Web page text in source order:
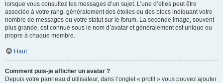
lorsque vous consultez les messages d’un sujet. L’une d’elles peut être
associée à votre rang, généralement des étoiles ou des blocs indiquant votre
nombre de messages ou votre statut sur le forum. La seconde image, souvent
plus grande, est connue sous le nom d’avatar et généralement est unique ou
propre à chaque membre.
Haut
Comment puis-je afficher un avatar ?
Depuis votre panneau d’utilisateur, dans l’onglet « profil » vous pouvez ajouter